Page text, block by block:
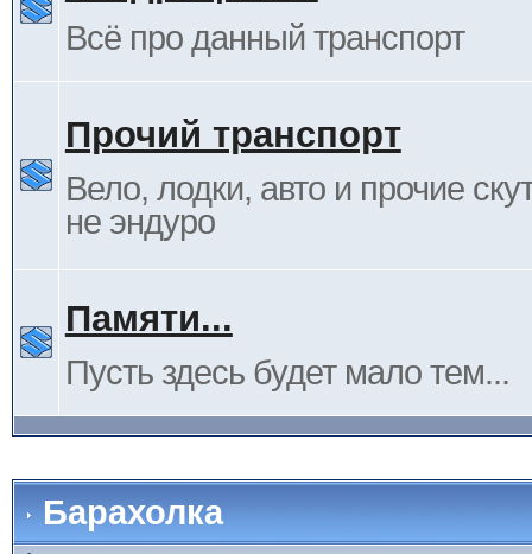
Всё про данный транспорт
Прочий транспорт
Вело, лодки, авто и прочие
не эндуро
Памяти...
Пусть здесь будет мало тем...
Барахолка